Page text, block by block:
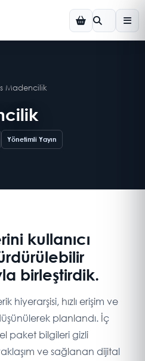
Madencilik
Yönetimli Yayın
kullanıcı
birleştirdik.
hiyerarşisi, hızlı erişim ve
planlandı. İç
paket bilgileri gizli
ve sağlanan dijital